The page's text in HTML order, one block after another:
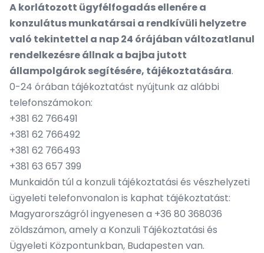
A korlátozott ügyfélfogadás ellenére a
konzulátus munkatársai a rendkívüli helyzetre
való tekintettel a nap 24 órájában változatlanul
rendelkezésre állnak a bajba jutott
állampolgárok segítésére, tájékoztatására.
0-24 órában tájékoztatást nyújtunk az alábbi
telefonszámokon:
+381 62 766491
+381 62 766492
+381 62 766493
+381 63 657 399
Munkaidőn túl a konzuli tájékoztatási és vészhelyzeti
ügyeleti telefonvonalon is kaphat tájékoztatást:
Magyarországról ingyenesen a +36 80 368036
zöldszámon, amely a Konzuli Tájékoztatási és
Ügyeleti Központunkban, Budapesten van.